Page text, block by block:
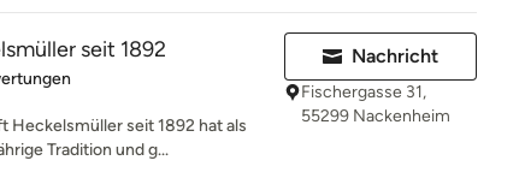
seit 1892
4.8 von 5 Sternen
Heckelsmüller seit 1892 hat als
Tradition und g...
Nachricht
Fischergasse 31,
55299 Nackenheim